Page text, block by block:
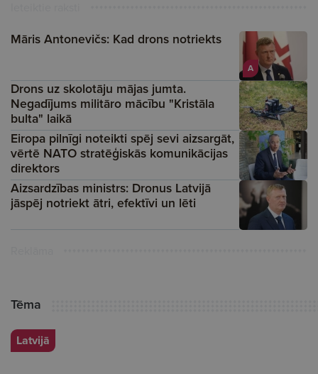
A
Māris Antonevičs: Kad drons notriekts
Drons uz skolotāju mājas jumta.
Negadījums militāro mācību "Kristāla
bulta" laikā
Eiropa pilnīgi noteikti spēj sevi aizsargāt,
vērtē NATO stratēģiskās komunikācijas
direktors
Aizsardzības ministrs: Dronus Latvijā
jāspēj notriekt ātri, efektīvi un lēti
Tēma
Latvijā